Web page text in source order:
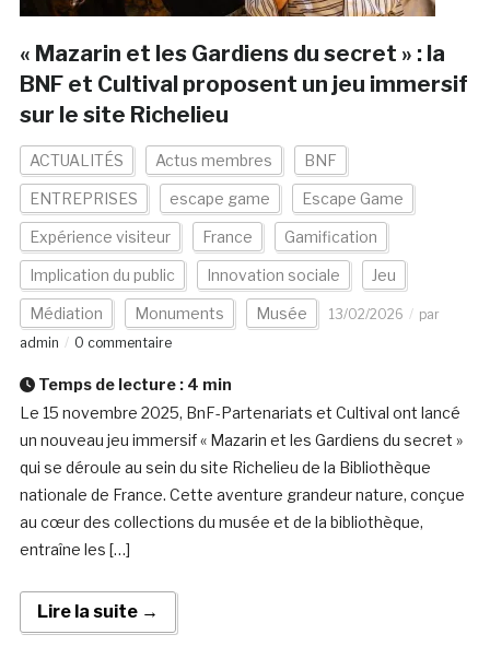
« Mazarin et les Gardiens du secret » : la
BNF et Cultival proposent un jeu immersif
sur le site Richelieu
ACTUALITÉS Actus membres BNF
ENTREPRISES escape game Escape Game
Expérience visiteur France Gamification
Implication du public Innovation sociale Jeu
Médiation Monuments Musée 13/02/2026
par
admin
0 commentaire
Temps de lecture : 4 min
Le 15 novembre 2025, BnF-Partenariats et Cultival ont lancé
un nouveau jeu immersif « Mazarin et les Gardiens du secret »
qui se déroule au sein du site Richelieu de la Bibliothèque
nationale de France. Cette aventure grandeur nature, conçue
au cœur des collections du musée et de la bibliothèque,
entraîne les […]
Lire la suite →